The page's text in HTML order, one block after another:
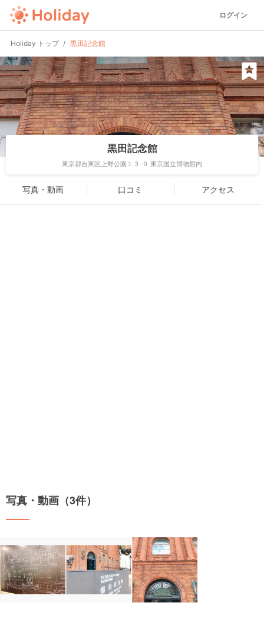
ログイン
Holiday トップ 黒田記念館
黒田記念館
東京都台東区上野公園１３-９ 東京国立博物館内
写真・動画 口コミ アクセス
写真・動画（3件）